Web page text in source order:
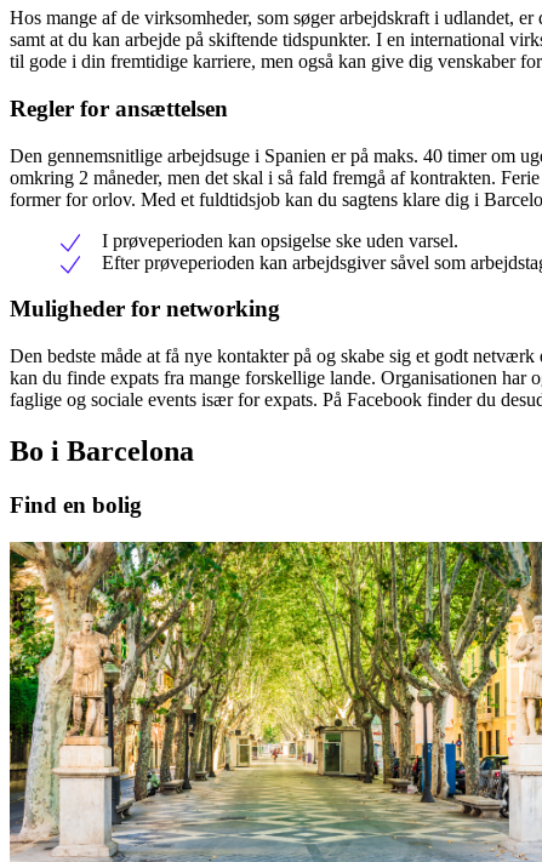
Hos mange af de virksomheder, som søger arbejdskraft i udlandet,
samt at du kan arbejde på skiftende tidspunkter. I en international
til gode i din fremtidige karriere, men også kan give dig venskaber
Regler for ansættelsen
Den gennemsnitlige arbejdsuge i Spanien er på maks. 40 timer om
omkring 2 måneder, men det skal i så fald fremgå af kontrakten.
former for orlov. Med et fuldtidsjob kan du sagtens klare dig i
I prøveperioden kan opsigelse ske uden varsel.
Efter prøveperioden kan arbejdsgiver såvel som
Muligheder for networking
Den bedste måde at få nye kontakter på og skabe sig et godt
kan du finde expats fra mange forskellige lande. Organisationen har
faglige og sociale events især for expats. På Facebook finder du
Bo i Barcelona
Find en bolig